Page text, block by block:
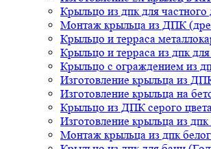
Крыльцо из дпк для
Монтаж крыльца из ДПК
Крыльцо и терраса
Крыльцо и терраса из дпк
Крыльцо с ограждением из
Изготовление крыльца из
Изготовление крыльца на
Крыльцо из ДПК серого
Изготовление крыльца из
Монтаж крыльца из дпк